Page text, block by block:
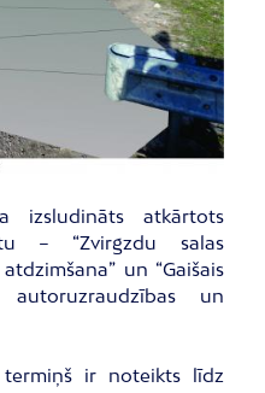
izsludināts atkārtots
– “Zvirgzdu salas
un “Gaišais
un
termiņš ir noteikts līdz